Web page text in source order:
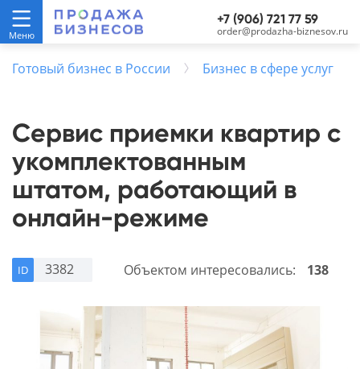
+7 (906) 721 77 59
order@prodazha-biznesov.ru
Готовый бизнес в России Бизнес в сфере услуг
Сервис приемки квартир с
укомплектованным
штатом, работающий в
онлайн-режиме
ID 3382 Объектом интересовались: 138